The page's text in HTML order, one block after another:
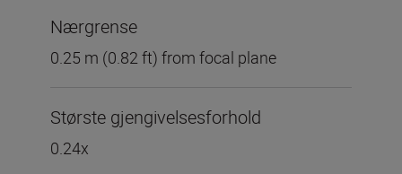
Nærgrense
0.25 m (0.82 ft) from focal plane
Største gjengivelsesforhold
0.24x